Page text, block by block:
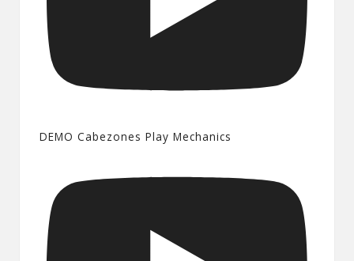
DEMO Cabezones Play Mechanics